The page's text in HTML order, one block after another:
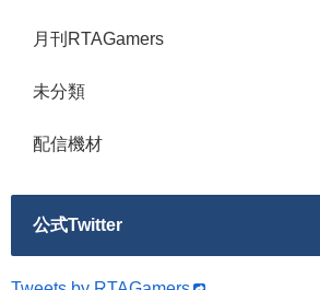
月刊RTAGamers
未分類
配信機材
公式Twitter